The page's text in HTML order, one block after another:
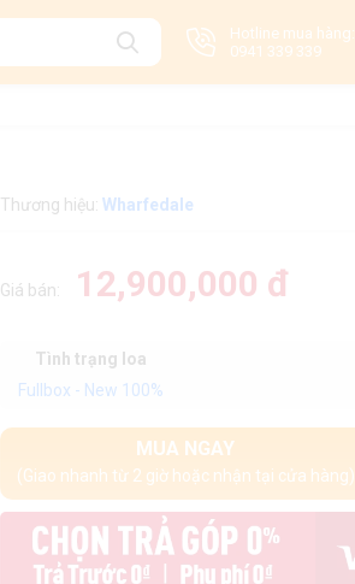
Hotline mua hàng:
0941 339 339
Thương hiệu: Wharfedale
Giá bán: 12,900,000 đ
Tình trạng loa
Fullbox - New 100%
MUA NGAY
(Giao nhanh từ 2 giờ hoặc nhận tại cửa hàng)